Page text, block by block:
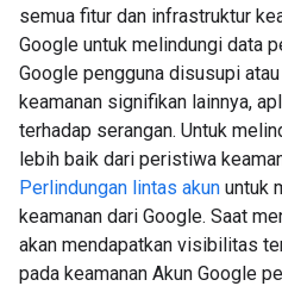
semua fitur dan infrastruktur
Google untuk melindungi data
Google pengguna disusupi
keamanan signifikan lainnya,
terhadap serangan. Untuk
lebih baik dari peristiwa
Perlindungan lintas akun untuk
keamanan dari Google. Saat
akan mendapatkan visibilitas
pada keamanan Akun Google